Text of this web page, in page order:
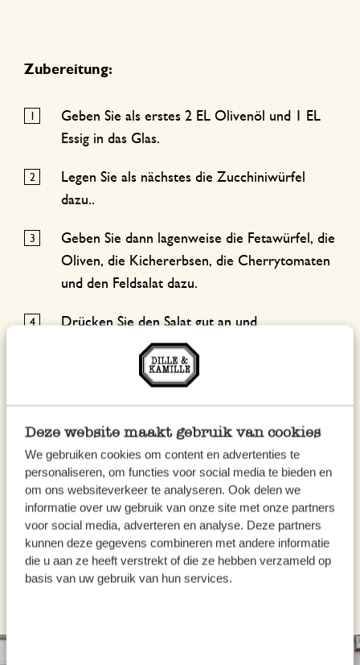
Deze website maakt gebruik van cookies
We gebruiken cookies om content en advertenties te
personaliseren, om functies voor social media te bieden en
om ons websiteverkeer te analyseren. Ook delen we
informatie over uw gebruik van onze site met onze partners
voor social media, adverteren en analyse. Deze partners
kunnen deze gegevens combineren met andere informatie
die u aan ze heeft verstrekt of die ze hebben verzameld op
basis van uw gebruik van hun services.
Zubereitung:
Geben Sie als erstes 2 EL Olivenöl und 1 EL
Essig in das Glas.
Legen Sie als nächstes die Zucchiniwürfel
dazu..
Geben Sie dann lagenweise die Fetawürfel, die
Oliven, die Kichererbsen, die Cherrytomaten
und den Feldsalat dazu.
Drücken Sie den Salat gut an und
verschliessen Sie das Glas. Ein praktisches
Mittagessen für unterwegs!
dann verteilt sich das Dressing über den Salat.
Diese Rezept wurde für Dille & Kamille
ausgearbeitet von Manon Van Aerschot
vonMacaron Manon.